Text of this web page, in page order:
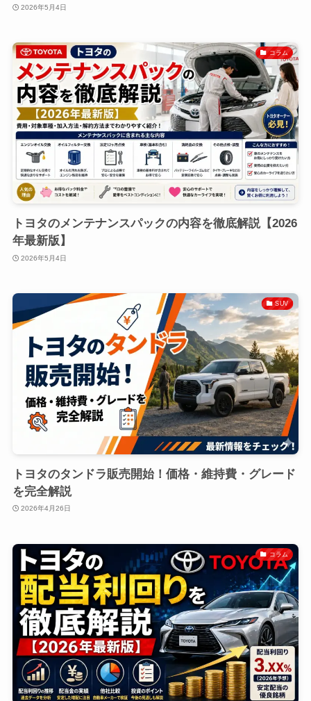
2026年5月4日
コラム
トヨタのメンテナンスパックの内容を徹底解説【2026
年最新版】
2026年5月4日
SUV
トヨタのタンドラ販売開始！価格・維持費・グレード
を完全解説
2026年4月26日
コラム